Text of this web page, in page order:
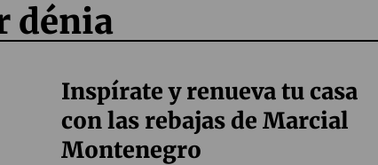
dénia
Inspírate y renueva tu casa
con las rebajas de Marcial
Montenegro